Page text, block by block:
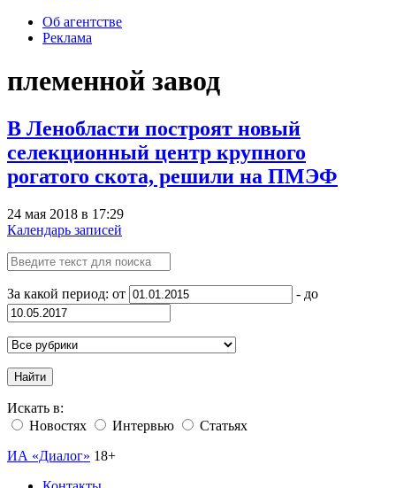
Об агентстве
Реклама
племенной завод
В Ленобласти построят новый
селекционный центр крупного
рогатого скота, решили на ПМЭФ
24 мая 2018 в 17:29
Календарь записей
За какой период: от - до
Найти
Искать в:
Новостях
Интервью
Статьях
ИА «Диалог» 18+